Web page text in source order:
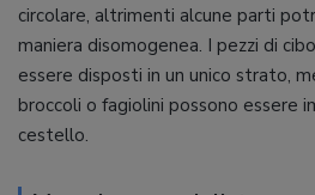
circolare, altrimenti alcune parti
maniera disomogenea. I pezzi di
essere disposti in un unico strato,
broccoli o fagiolini possono essere
cestello.